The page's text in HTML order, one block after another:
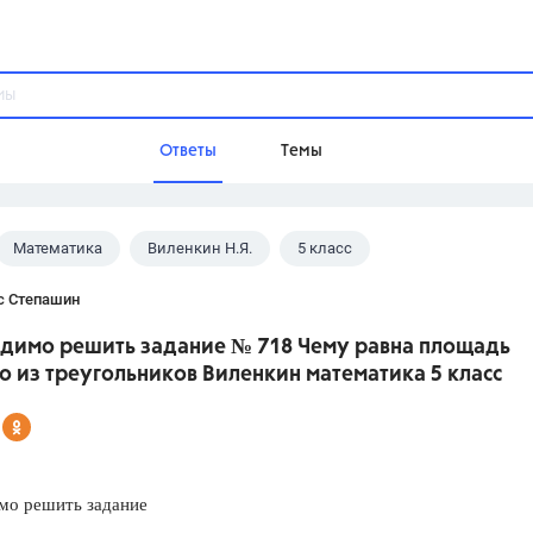
Ответы Темы
Домашнее задание
Математика Виленкин Н.Я. 5 класс
Степашин
решить задание № 718 Чему равна площадь
из треугольников Виленкин математика 5 класс
решить задание